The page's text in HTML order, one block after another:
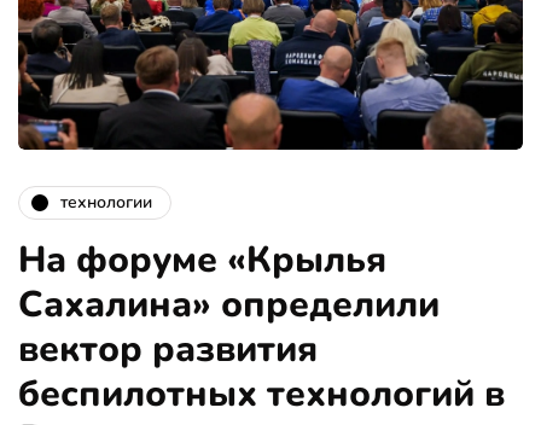
технологии
На форуме «Крылья
Сахалина» определили
вектор развития
беспилотных технологий в